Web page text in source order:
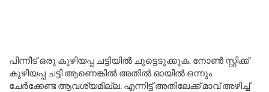
പിന്നീട് ഒരു കുഴിയപ്പ ചട്ടിയിൽ ചുട്ടെടുക്കുക. നോൺ സ്റ്റിക്ക്
കുഴിയപ്പ ചട്ടി ആണെങ്കിൽ അതിൽ ഓയിൽ ഒന്നും
ചേർക്കേണ്ട ആവശ്യമില്ല. എന്നിട്ട് അതിലേക്ക് മാവ് അഴിച്ച്